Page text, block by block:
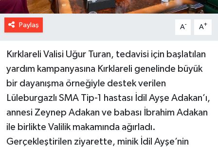
Paylaş A- A+
Kırklareli Valisi Uğur Turan, tedavisi için başlatılan
yardım kampanyasına Kırklareli genelinde büyük
bir dayanışma örneğiyle destek verilen
Lüleburgazlı SMA Tip-1 hastası İdil Ayşe Adakan’ı,
annesi Zeynep Adakan ve babası İbrahim Adakan
ile birlikte Valilik makamında ağırladı.
Gerçekleştirilen ziyarette, minik İdil Ayşe’nin